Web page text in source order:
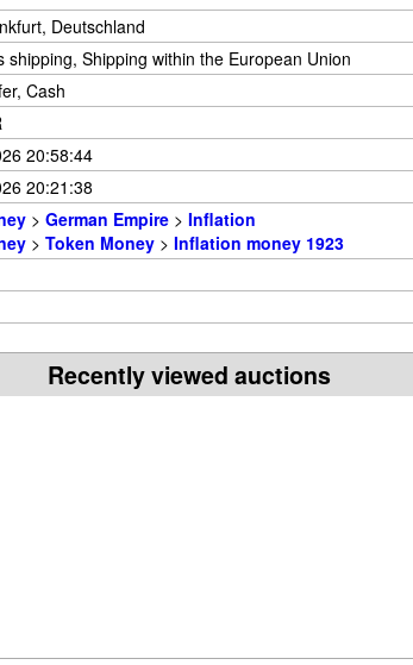
Deutschland
shipping, Shipping within the European Union
Cash
20:58:44
20:21:38
> German Empire > Inflation
> Token Money > Inflation money 1923
Recently viewed auctions